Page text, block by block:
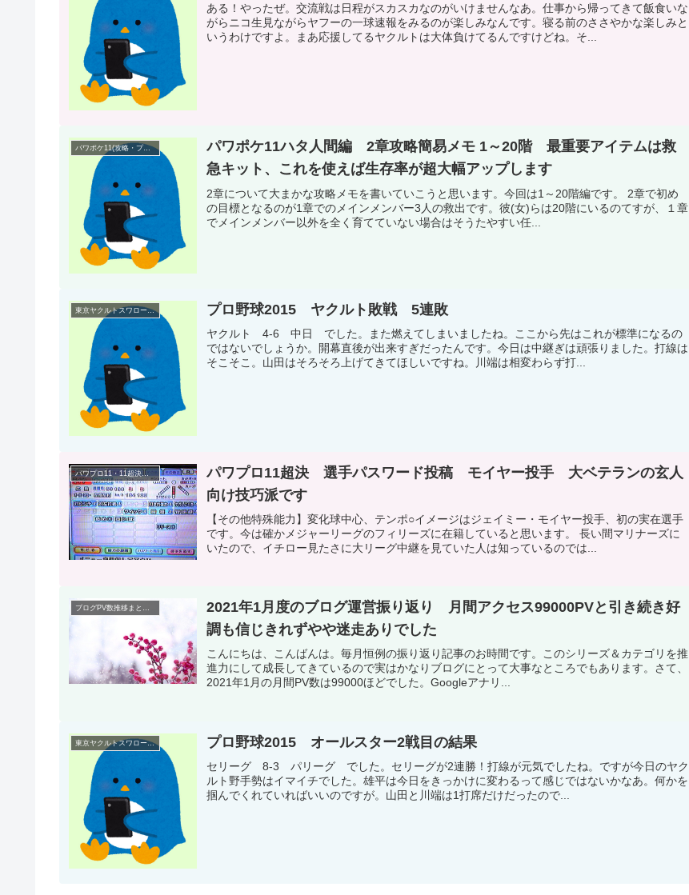
ある！やったぜ。交流戦は日程がスカスカなのがいけませんなあ。仕事から帰ってきて飯食いな
がらニコ生見ながらヤフーの一球速報をみるのが楽しみなんです。寝る前のささやかな楽しみと
いうわけですよ。まあ応援してるヤクルトは大体負けてるんですけどね。そ...
パワポケ11(攻略・プレイ日記)
パワポケ11ハタ人間編 2章攻略簡易メモ 1～20階 最重要アイテムは救
急キット、これを使えば生存率が超大幅アップします
2章について大まかな攻略メモを書いていこうと思います。今回は1～20階編です。 2章で初め
の目標となるのが1章でのメインメンバー3人の救出です。彼(女)らは20階にいるのてすが、１章
でメインメンバー以外を全く育てていない場合はそうたやすい任...
東京ヤクルトスワローズ(プロ野球) プロ野球2015 ヤクルト敗戦 5連敗
ヤクルト 4-6 中日 でした。また燃えてしまいましたね。ここから先はこれが標準になるの
ではないでしょうか。開幕直後が出来すぎだったんです。今日は中継ぎは頑張りました。打線は
そこそこ。山田はそろそろ上げてきてほしいですね。川端は相変わらず打...
パワプロ11・11超決定版(選手パスワード・PS2)
パワプロ11超決 選手パスワード投稿 モイヤー投手 大ベテランの玄人
向け技巧派です
【その他特殊能力】変化球中心、テンポ○イメージはジェイミー・モイヤー投手、初の実在選手
です。今は確かメジャーリーグのフィリーズに在籍していると思います。 長い間マリナーズに
いたので、イチロー見たさに大リーグ中継を見ていた人は知っているのでは...
ブログPV数推移まとめ・運営研究
2021年1月度のブログ運営振り返り 月間アクセス99000PVと引き続き好
調も信じきれずやや迷走ありでした
こんにちは、こんばんは。毎月恒例の振り返り記事のお時間です。このシリーズ＆カテゴリを推
進力にして成長してきているので実はかなりブログにとって大事なところでもあります。さて、
2021年1月の月間PV数は99000ほどでした。Googleアナリ...
東京ヤクルトスワローズ(プロ野球) プロ野球2015 オールスター2戦目の結果
セリーグ 8-3 パリーグ でした。セリーグが2連勝！打線が元気でしたね。ですが今日のヤク
ルト野手勢はイマイチでした。雄平は今日をきっかけに変わるって感じではないかなあ。何かを
掴んでくれていればいいのですが。山田と川端は1打席だけだったので...